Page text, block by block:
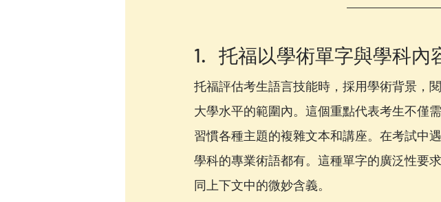
1.   托福以學術單字與學科內
托福評估考生語言技能時，採用學術背景，
大學水平的範圍內。這個重點代表考生不僅
習慣各種主題的複雜文本和講座。在考試中
學科的專業術語都有。這種單字的廣泛性要
同上下文中的微妙含義。